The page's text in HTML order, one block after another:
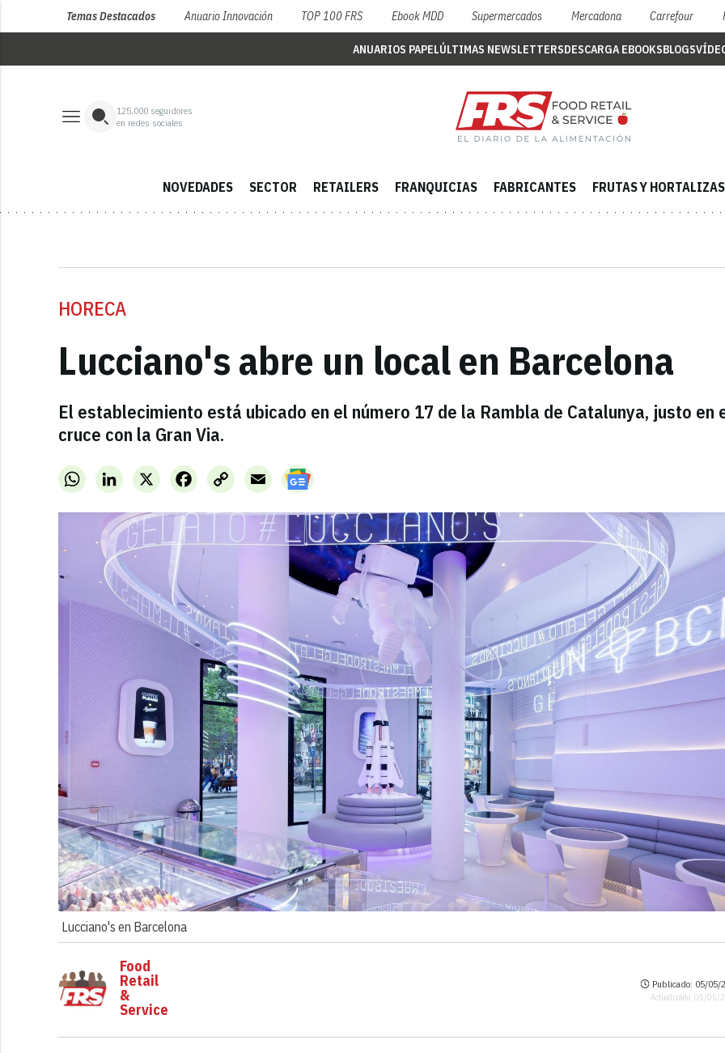
Temas Destacados Anuario Innovación TOP 100 FRS Ebook MDD Supermercados Mercadona Carrefour
ANUARIOS PAPELÚLTIMAS NEWSLETTERSDESCARGA EBOOKSBLOGS
125,000 seguidores
en redes sociales
NOVEDADES SECTOR RETAILERS FRANQUICIAS FABRICANTES FRUTAS Y HORTALIZAS
HORECA
Lucciano's abre un local en Barcelona
El establecimiento está ubicado en el número 17 de la Rambla de Catalunya, justo en
cruce con la Gran Via.
WhatsAppLinkedInX FacebookCopy
Link
Email
Lucciano's en Barcelona
Food
Retail
&
Service
Publicado: 05/05/
Actualizado: 05/05/